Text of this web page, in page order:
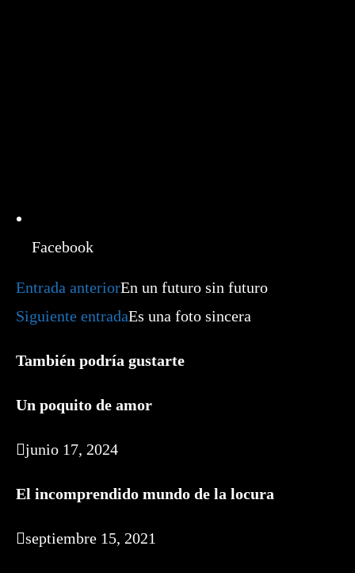
Facebook
Leer
más
artículos
Entrada anteriorEn un futuro sin futuro
Siguiente entradaEs una foto sincera
También podría gustarte
Un poquito de amor
junio 17, 2024
El incomprendido mundo de la locura
septiembre 15, 2021